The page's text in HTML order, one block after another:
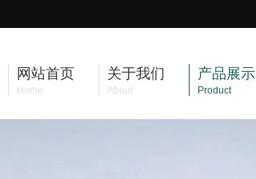
网站首页
Home
关于我们
About
产品展示
Product